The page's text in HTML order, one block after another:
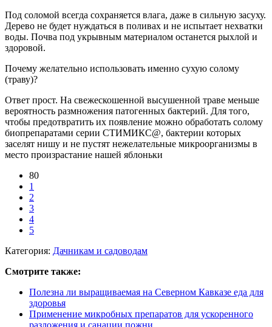
Под соломой всегда сохраняется влага, даже в сильную засуху.
Дерево не будет нуждаться в поливах и не испытает нехватки
воды. Почва под укрывным материалом останется рыхлой и
здоровой.
Почему желательно использовать именно сухую солому
(траву)?
Ответ прост. На свежескошенной высушенной траве меньше
вероятность размножения патогенных бактерий. Для того,
чтобы предотвратить их появление можно обработать солому
биопрепаратами серии СТИМИКС@, бактерии которых
заселят нишу и не пустят нежелательные микроорганизмы в
место произрастание нашей яблоньки
80
1
2
3
4
5
Категория: Дачникам и садоводам
Смотрите также:
Полезна ли выращиваемая на Северном Кавказе еда для
здоровья
Применение микробных препаратов для ускоренного
разложения и санации пожни ...